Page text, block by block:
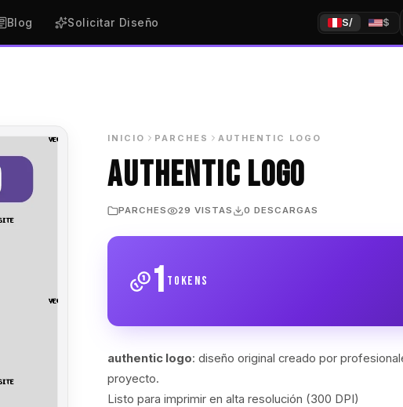
Blog Solicitar Diseño S/ $
INICIO PARCHES AUTHENTIC LOGO
AUTHENTIC LOGO
PARCHES 29 VISTAS 0 DESCARGAS
1 tokens
authentic logo: diseño original creado por
proyecto.
Listo para imprimir en alta resolución (300 DPI)